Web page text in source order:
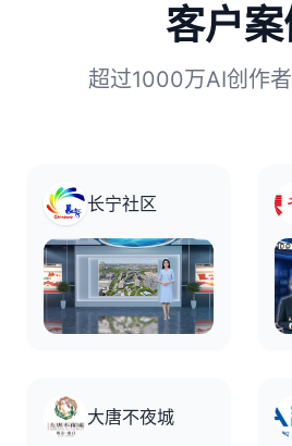
客户
超过1000万AI创作
长宁社区
大唐不夜城